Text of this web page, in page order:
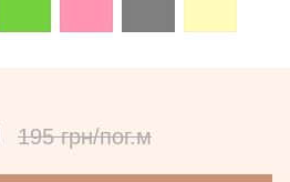
195 грн/пог.м